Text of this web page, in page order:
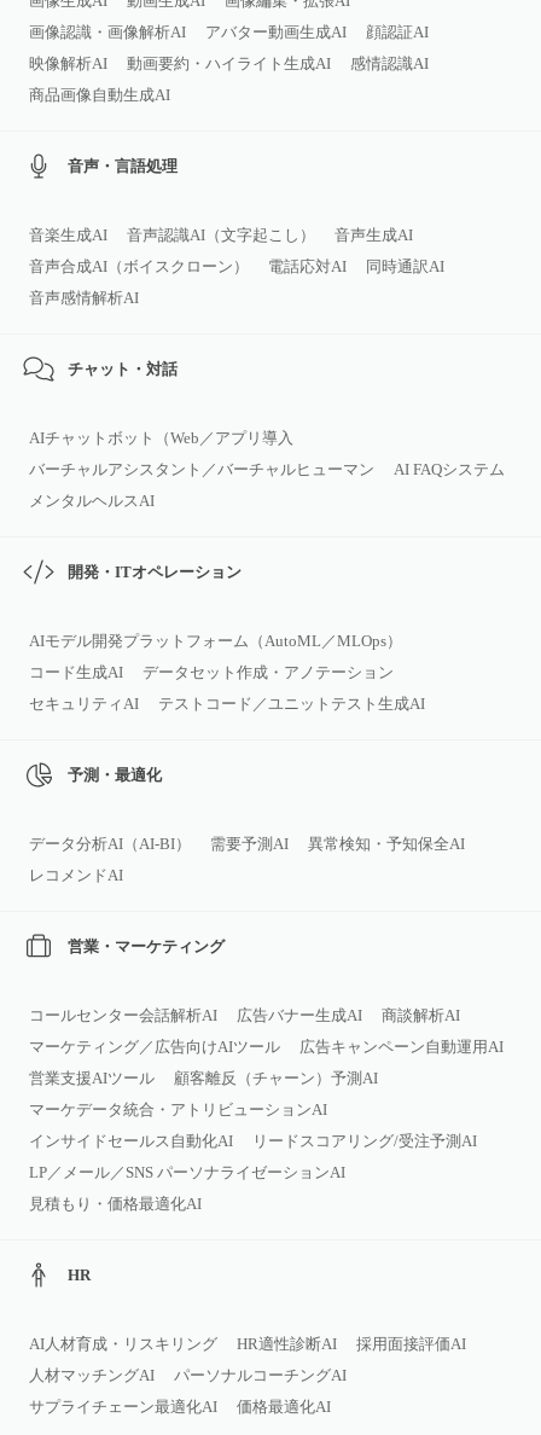
画像認識・画像解析AI
アバター動画生成AI
顔認証AI
映像解析AI
動画要約・ハイライト生成AI
感情認識AI
商品画像自動生成AI
音声・言語処理
音楽生成AI 音声認識AI（文字起こし）
音声生成AI
音声合成AI（ボイスクローン）
電話応対AI
同時通訳AI
音声感情解析AI
チャット・対話
AIチャットボット（Web／アプリ導入
バーチャルアシスタント／バーチャルヒューマン
AI FAQシステム
メンタルヘルスAI
開発・ITオペレーション
AIモデル開発プラットフォーム（AutoML／MLOps）
コード生成AI
データセット作成・アノテーション
セキュリティAI
テストコード／ユニットテスト生成AI
予測・最適化
データ分析AI（AI‑BI） 需要予測AI
異常検知・予知保全AI
レコメンドAI
営業・マーケティング
コールセンター会話解析AI 広告バナー生成AI
商談解析AI
マーケティング／広告向けAIツール
広告キャンペーン自動運用AI
営業支援AIツール
顧客離反（チャーン）予測AI
マーケデータ統合・アトリビューションAI
インサイドセールス自動化AI
リードスコアリング/受注予測AI
LP／メール／SNS パーソナライゼーションAI
見積もり・価格最適化AI
HR
AI人材育成・リスキリング HR適性診断AI
採用面接評価AI
人材マッチングAI
パーソナルコーチングAI
サプライチェーン最適化AI
価格最適化AI